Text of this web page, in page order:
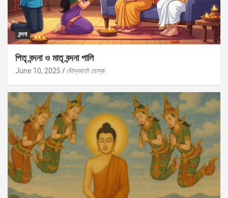
বন্দনা
পিতৃ বন্দনা ও মাতৃ বন্দনা পালি
June 10, 2025 বৌদ্ধবার্তা ডেস্ক: